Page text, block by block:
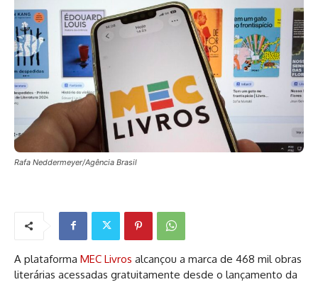
Rafa Neddermeyer/Agência Brasil
A plataforma MEC Livros alcançou a marca de 468 mil obras
literárias acessadas gratuitamente desde o lançamento da